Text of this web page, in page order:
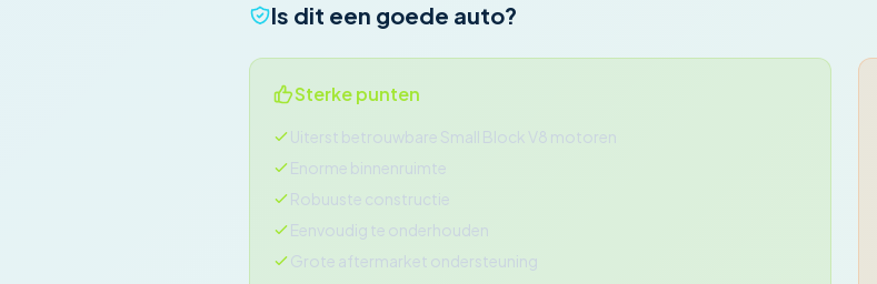
Is dit een goede auto?
Sterke punten
Uiterst betrouwbare Small Block V8 motoren
Enorme binnenruimte
Robuuste constructie
Eenvoudig te onderhouden
Grote aftermarket ondersteuning